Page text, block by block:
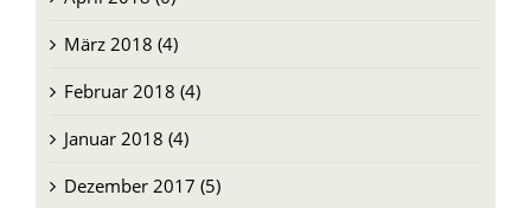
März 2018 (4)
Februar 2018 (4)
Januar 2018 (4)
Dezember 2017 (5)